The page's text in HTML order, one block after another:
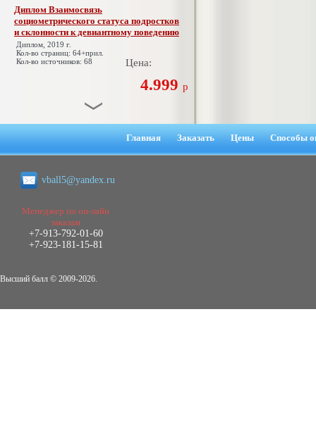
Диплом Взаимосвязь
социометрического статуса подростков
и склонности к девиантному поведению
Диплом, 2019 г.
Кол-во страниц: 64+прил.
Кол-во источников: 68
Цена:
4.999 р
Диплом Взаимосвязь эмпатии и
негативных эмоциональных состояний
Диплом, 2021 г.
Кол-во страниц: 51+прил.
Кол-во источников: 77
Диплом Виндикационный иск
Главная Заказать Цены Способы
vball5@yandex.ru
Менеджер по он-лайн
заказам
+7-913-792-01-60
+7-923-181-15-81
Высший балл © 2009-2026.